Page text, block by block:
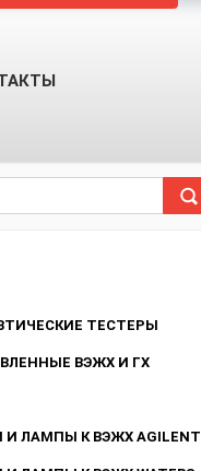
ТЕСТЕРЫ
ВЭЖХ И ГХ
ЛАМПЫ К ВЭЖХ AGILENT